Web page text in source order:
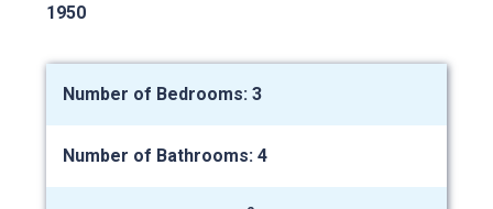
1950
Number of Bedrooms: 3
Number of Bathrooms: 4